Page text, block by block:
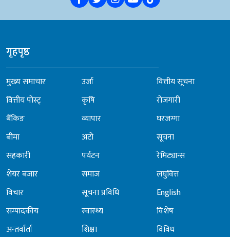
गृहपृष्ठ
मुख्य समाचार
वित्तीय पोस्ट्
बैंकिङ
बीमा
सहकारी
शेयर बजार
विचार
सम्पादकीय
अन्तर्वार्ता
उर्जा
कृषि
व्यापार
अटो
पर्यटन
समाज
सूचना प्रविधि
स्वास्थ्य
शिक्षा
वित्तीय सूचना
रोजगारी
घरजग्गा
सूचना
रेमिट्यान्स
लघुवित्त
English
विशेष
विविध